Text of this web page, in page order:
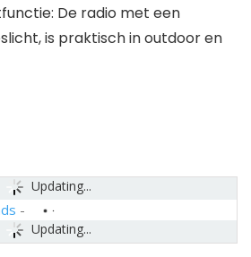
De radio met een
is praktisch in outdoor en
Updating...
Updating...
-